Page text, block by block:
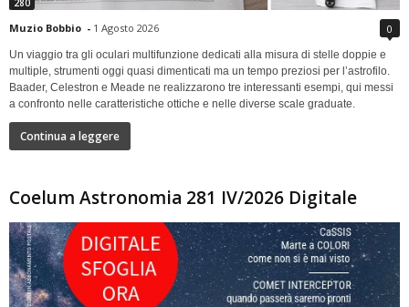
280
Muzio Bobbio - 1 Agosto 2026 0
Un viaggio tra gli oculari multifunzione dedicati alla misura di stelle doppie e
multiple, strumenti oggi quasi dimenticati ma un tempo preziosi per l’astrofilo.
Baader, Celestron e Meade ne realizzarono tre interessanti esempi, qui messi
a confronto nelle caratteristiche ottiche e nelle diverse scale graduate.
Continua a leggere
Coelum Astronomia 281 IV/2026 Digitale